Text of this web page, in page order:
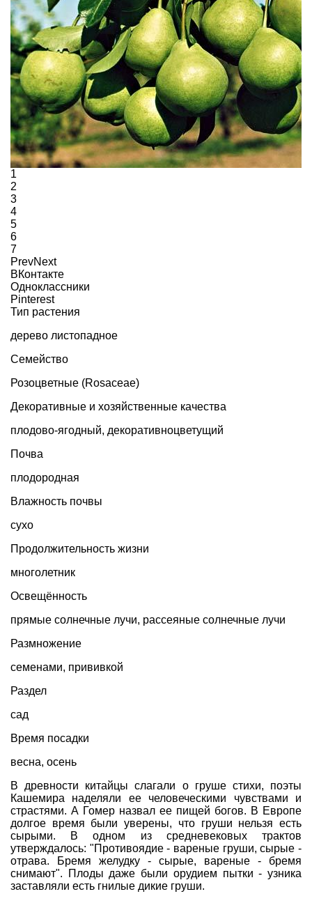
1
2
3
4
5
6
7
PrevNext
ВКонтакте
Одноклассники
Pinterest
Тип растения
дерево листопадное
Семейство
Розоцветные (Rosaceae)
Декоративные и хозяйственные качества
плодово-ягодный, декоративноцветущий
Почва
плодородная
Влажность почвы
сухо
Продолжительность жизни
многолетник
Освещённость
прямые солнечные лучи, рассеяные солнечные лучи
Размножение
семенами, прививкой
Раздел
сад
Время посадки
весна, осень
В древности китайцы слагали о груше стихи, поэты
Кашемира наделяли ее человеческими чувствами и
страстями. А Гомер назвал ее пищей богов. В Европе
долгое время были уверены, что груши нельзя есть
сырыми. В одном из средневековых трактов
утверждалось: "Противоядие - вареные груши, сырые -
отрава. Бремя желудку - сырые, вареные - бремя
снимают". Плоды даже были орудием пытки - узника
заставляли есть гнилые дикие груши.